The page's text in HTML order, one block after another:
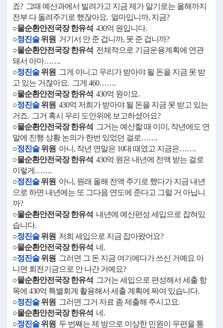
죠? 그때 예산과에서 빌려가고 지금 제가 알기로는 올해까지
전부 다 돌려주기로 했잖아요. 얼마입니까, 지금?
○물순환안전국장 한유석 430억 원입니다.
○정진술위원 거기서 안 준 겁니까, 못 준 겁니까?
○물순환안전국장 한유석 전체적으로 기금운용계획에 연관
돼서 아마…….
○정진술위원 그게 아니고 우리가 받아야 될 돈을 지금 못 받
고 있는 거잖아요. 그게 460…….
○물순환안전국장 한유석 430억 원이요.
○정진술위원 430억 저희가 받아야 될 돈을 지금 못 받고 있는
거죠. 그거 혹시 우리 도안위에 보고하셨어요?
○물순환안전국장 한유석 그거는 예산할 때 이미, 작년에도 연
말에 진행 상황 논의가 한번 있었던 걸로…….
○정진술위원 아니, 작년 연말은 10대 때였고 지금은…….
○물순환안전국장 한유석 430억 원은 내년에 전액 받는 걸로
이렇게…….
○정진술위원 아니, 원래 올해 전액 주기로 했다가 지금 내년
으로 하면 내년에는 또 그다음 연도에 준다고 그럴 거 아닙니
까?
○물순환안전국장 한유석 내년에 예산편성 세입으로 잡혀있
습니다.
○정진술위원 저희 세입으로 지금 잡아왔어요?
○물순환안전국장 한유석 네.
○정진술위원 그러면 그 돈 지금 여기에다가 쓰신 거예요 아
니면 회전기금으로 안 나간 거예요?
○물순환안전국장 한유석 그거는 세입으로 편성해서 세출 항
목에 430억 특별회계 활용해서 세출 계획에 짜여 있습니다.
○정진술위원 그러면 그거 자료 좀 제출해 주시고요.
○물순환안전국장 한유석 네.
○정진술위원 두 번째는 제 방으로 이상한 민원이 우편을 통